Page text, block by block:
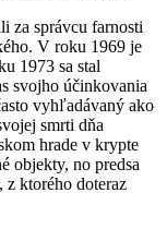
za správcu farnosti
V roku 1969 je
1973 sa stal
svojho účinkovania
vyhľadávaný ako
smrti dňa
hrade v krypte
objekty, no predsa
ktorého doteraz